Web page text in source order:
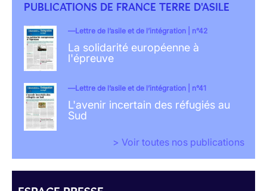
PUBLICATIONS DE FRANCE TERRE D'ASILE
Lettre de l’asile et de l’intégration | n°42
La solidarité européenne à
l'épreuve
Lettre de l’asile et de l’intégration | n°41
L'avenir incertain des réfugiés au
Sud
> Voir toutes nos publications